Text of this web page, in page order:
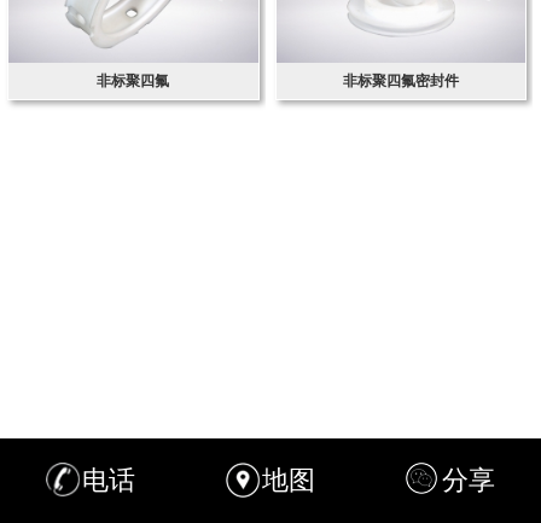
非标聚四氟 非标聚四氟密封件
电话 地图 分享